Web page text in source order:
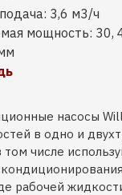
3,6 м3/ч
мощность: 30,
насосы
в одно и
том числе
рабочей